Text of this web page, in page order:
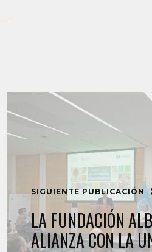
SIGUIENTE PUBLICACIÓN
LA FUNDACIÓN
ALIANZA CON LA